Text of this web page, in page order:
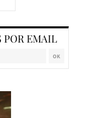
POR EMAIL